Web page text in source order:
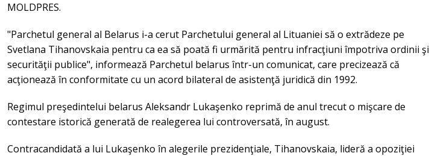
MOLDPRES.
"Parchetul general al Belarus i-a cerut Parchetului general al Lituaniei să o extrădeze pe
Svetlana Tihanovskaia pentru ca ea să poată fi urmărită pentru infracţiuni împotriva ordinii şi
securităţii publice", informează Parchetul belarus într-un comunicat, care precizează că
acţionează în conformitate cu un acord bilateral de asistenţă juridică din 1992.
Regimul preşedintelui belarus Aleksandr Lukaşenko reprimă de anul trecut o mişcare de
contestare istorică generată de realegerea lui controversată, în august.
Contracandidată a lui Lukaşenko în alegerile prezidenţiale, Tihanovskaia, lideră a opoziţiei